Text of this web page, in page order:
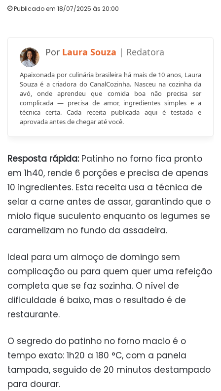
Publicado em 18/07/2025 às 20:00
Laura Souza
Apaixonada por culinária brasileira há mais de 10 anos, Laura
Souza é a criadora do CanalCozinha. Nasceu na cozinha da
avó, onde aprendeu que comida boa não precisa ser
complicada — precisa de amor, ingredientes simples e a
técnica certa. Cada receita publicada aqui é testada e
aprovada antes de chegar até você.
Resposta rápida:Patinho no forno fica pronto
em 1h40, rende 6 porções e precisa de apenas
10 ingredientes. Esta receita usa a técnica de
selar a carne antes de assar, garantindo que o
miolo fique suculento enquanto os legumes se
caramelizam no fundo da assadeira.
Ideal para um almoço de domingo sem
complicação ou para quem quer uma refeição
completa que se faz sozinha. O nível de
dificuldade é baixo, mas o resultado é de
restaurante.
O segredo do patinho no forno macio é o
tempo exato: 1h20 a 180 °C, com a panela
tampada, seguido de 20 minutos destampado
para dourar.